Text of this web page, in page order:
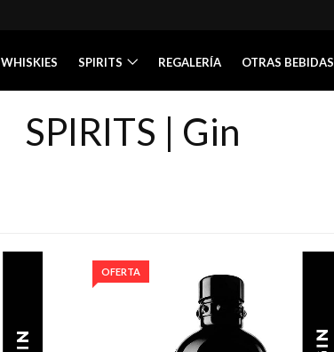
WHISKIES SPIRITS REGALERÍA OTRAS BEBIDAS
SPIRITS | Gin
OFERTA